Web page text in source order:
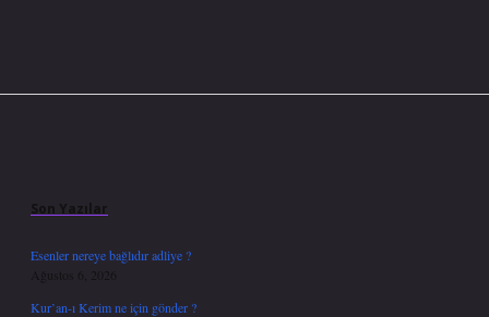
Son Yazılar
Esenler nereye bağlıdır adliye ?
Ağustos 6, 2026
Kur’an-ı Kerim ne için gönder ?